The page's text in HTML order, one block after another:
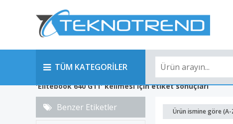
TÜM KATEGORİLER
'Elitebook 640 G11' kelimesi için etiket sonuçları
Benzer Etiketler Ürün ismine göre (A-